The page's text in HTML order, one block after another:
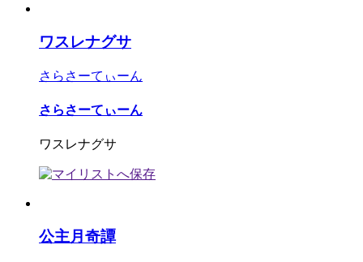
ワスレナグサ
さらさーてぃーん
さらさーてぃーん
ワスレナグサ
公主月奇譚